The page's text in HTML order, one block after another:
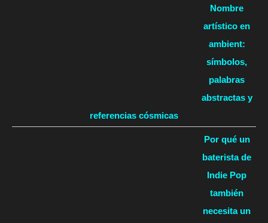
Nombre
artístico en
ambient:
símbolos,
palabras
abstractas y
referencias cósmicas
Por qué un
baterista de
Indie Pop
también
necesita un